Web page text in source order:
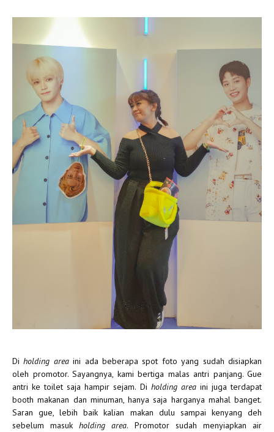
Diholding areaini ada beberapa spot foto yang sudah disiapkan
oleh promotor. Sayangnya, kami bertiga malas antri panjang. Gue
antri ke toilet saja hampir sejam. Di holding areaini juga terdapat
booth makanan dan minuman, hanya saja harganya mahal banget.
Saran gue, lebih baik kalian makan dulu sampai kenyang deh
sebelum masukholding area. Promotor sudah menyiapkan air